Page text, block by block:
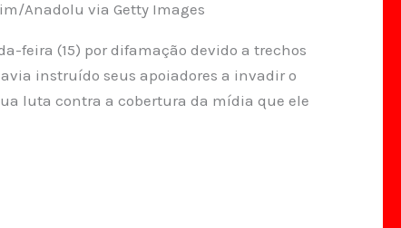
Anadolu via Getty Images
feira (15) por difamação devido a trechos
instruído seus apoiadores a invadir o
luta contra a cobertura da mídia que ele